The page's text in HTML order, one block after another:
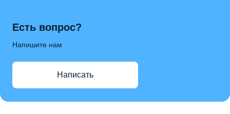
Есть вопрос?
Напишите нам
Написать